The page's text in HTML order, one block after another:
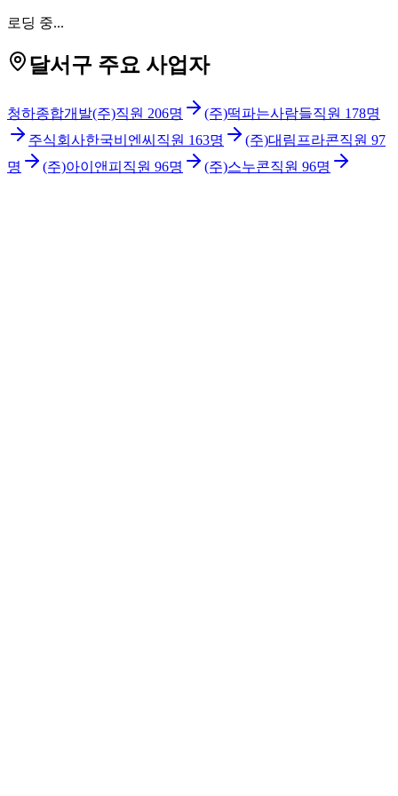
로딩 중...
달서구 주요 사업자
청하종합개발(주)직원 206명 (주)떡파는사람들직원 178명
주식회사한국비엔씨 직원 163명 (주)대림프라콘직원 97
명
(주)아이앤피 직원 96명 (주)스누콘직원 96명